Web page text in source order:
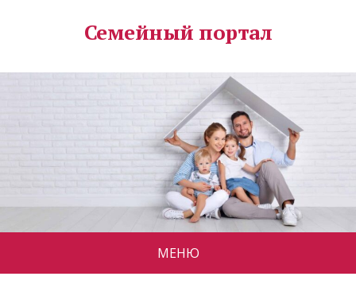
Семейный портал
МЕНЮ